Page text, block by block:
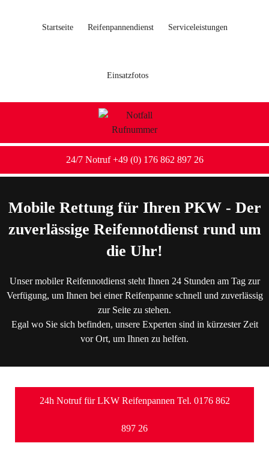
Startseite Reifenpannendienst Serviceleistungen
Einsatzfotos
24/7 Notruf +49 (0) 176 862 897 26
Mobile Rettung für Ihren PKW - Der
zuverlässige Reifennotdienst rund um
die Uhr!
Unser mobiler Reifennotdienst steht Ihnen 24 Stunden am Tag zur
Verfügung, um Ihnen bei einer Reifenpanne schnell und zuverlässig
zur Seite zu stehen.
Egal wo Sie sich befinden, unsere Experten sind in kürzester Zeit
vor Ort, um Ihnen zu helfen.
24h Notruf für LKW Reifenpannen Tel. 0176 862
897 26